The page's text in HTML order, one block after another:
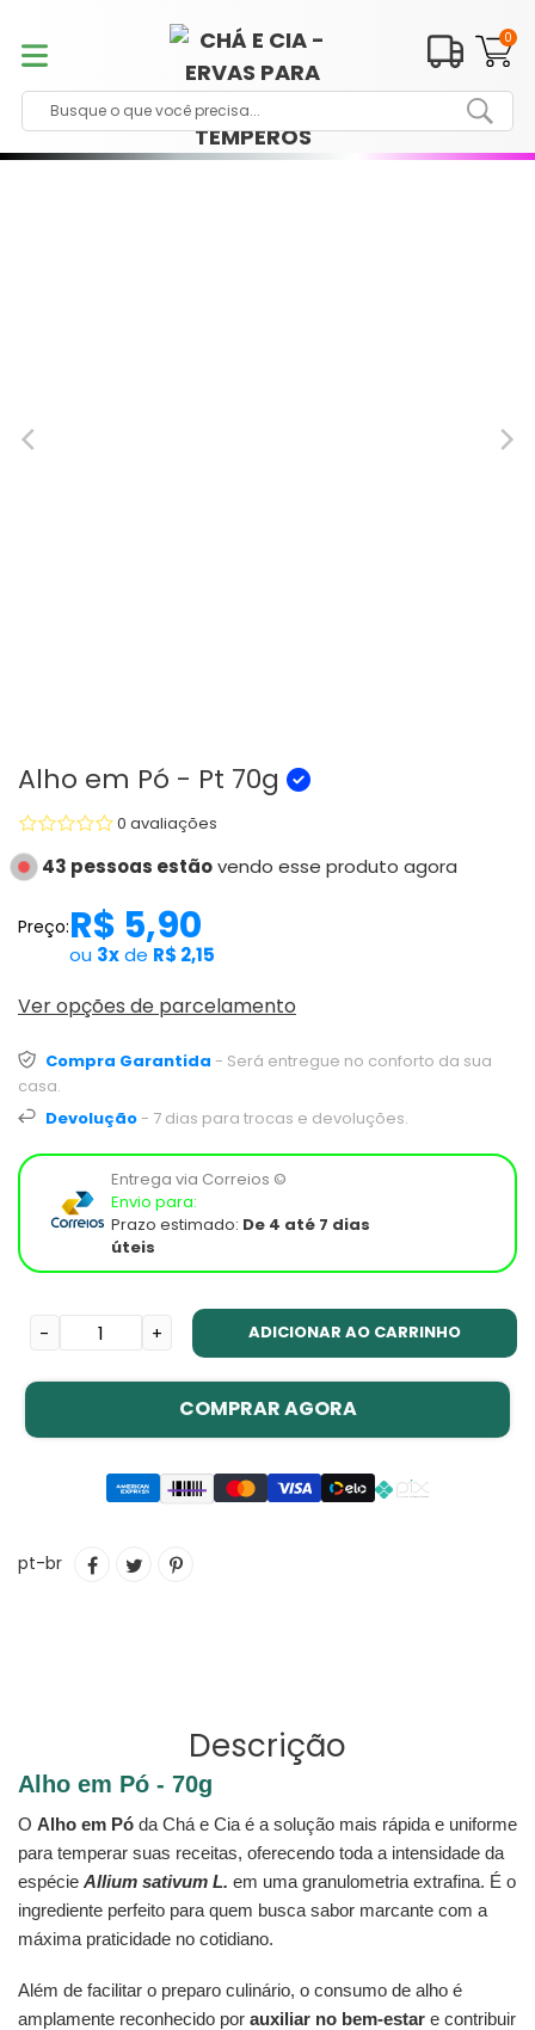
para
conteúdo
0
Alho em Pó - Pt 70g
0 avaliações
43 pessoas estãovendo esse produto agora
Preço:R$ 5,90
ou 3xde R$ 2,15
Ver opções de parcelamento
Compra Garantida - Será entregue no conforto da sua
casa.
Devolução - 7 dias para trocas e devoluções.
Entrega via Correios ©
Envio para:
Prazo estimado: De 4 até 7 dias
úteis
- + ADICIONAR AO CARRINHO
COMPRAR AGORA
o
pt-br
COMPARTILHAR
TUITARINCLUIR
Descrição
Alho em Pó - 70g
O Alho em Pó da Chá e Cia é a solução mais rápida e uniforme
para temperar suas receitas, oferecendo toda a intensidade da
espécie Allium sativum L. em uma granulometria extrafina. É o
ingrediente perfeito para quem busca sabor marcante com a
máxima praticidade no cotidiano.
Além de facilitar o preparo culinário, o consumo de alho é
amplamente reconhecido por auxiliar no bem-estar e contribuir